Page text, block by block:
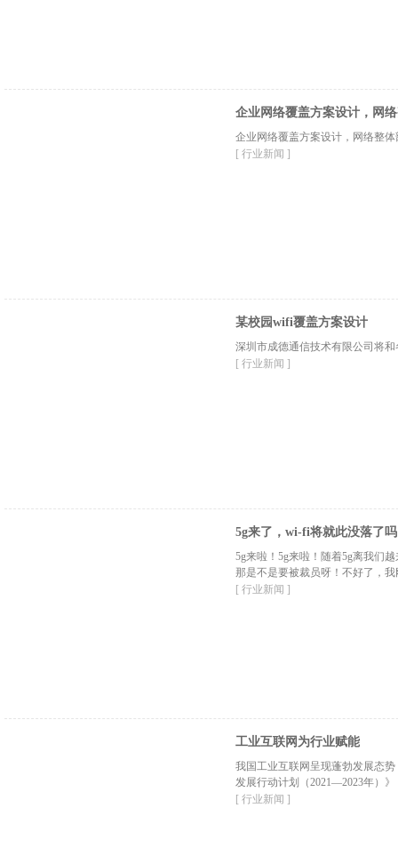
企业网络覆盖方案设计，网
企业网络覆盖方案设计，网络整
[ 行业新闻 ]
某校园wifi覆盖方案设计
深圳市成德通信技术有限公司将
[ 行业新闻 ]
5g来了，wi-fi将就此没落了
5g来啦！5g来啦！随着5g离我们
那是不是要被裁员呀！不好了，
[ 行业新闻 ]
工业互联网为行业赋能
我国工业互联网呈现蓬勃发展态
发展行动计划（2021—2023年）
[ 行业新闻 ]